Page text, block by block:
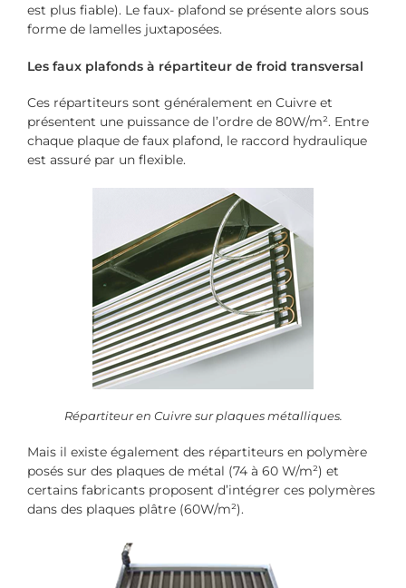
est plus fiable). Le faux- plafond se présente alors sous
forme de lamelles juxtaposées.
Les faux plafonds à répartiteur de froid transversal
Ces répartiteurs sont généralement en Cuivre et
présentent une puissance de l’ordre de 80W/m². Entre
chaque plaque de faux plafond, le raccord hydraulique
est assuré par un flexible.
Répartiteur en Cuivre sur plaques métalliques.
Mais il existe également des répartiteurs en polymère
posés sur des plaques de métal (74 à 60 W/m²) et
certains fabricants proposent d’intégrer ces polymères
dans des plaques plâtre (60W/m²).